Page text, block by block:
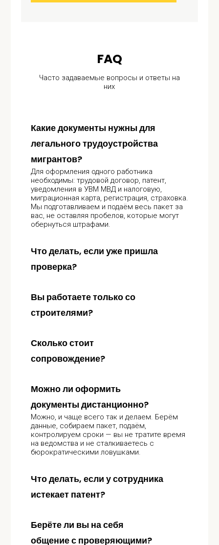
FAQ
Часто задаваемые вопросы и ответы на
них
Какие документы нужны для
легального трудоустройства
мигрантов?
Для оформления одного работника
необходимы: трудовой договор, патент,
уведомления в УВМ МВД и налоговую,
миграционная карта, регистрация, страховка.
Мы подготавливаем и подаём весь пакет за
вас, не оставляя пробелов, которые могут
обернуться штрафами.
Что делать, если уже пришла
проверка?
Вы работаете только со
строителями?
Сколько стоит
сопровождение?
Можно ли оформить
документы дистанционно?
Можно, и чаще всего так и делаем. Берём
данные, собираем пакет, подаём,
контролируем сроки — вы не тратите время
на ведомства и не сталкиваетесь с
бюрократическими ловушками.
Что делать, если у сотрудника
истекает патент?
Берёте ли вы на себя
общение с проверяющими?